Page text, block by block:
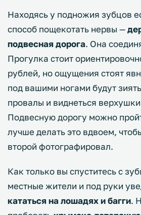
Находясь у подножия зубцов
способ пощекотать нервы —
подвесная дорога. Она
Прогулка стоит
рублей, но ощущения стоят
под вашими ногами будут
провалы и виднеться
Подвесную дорогу можно
лучше делать это вдвоем,
второй фотографировал.
Как только вы спуститесь с
местные жители и под руки
кататься на лошадях и багги.